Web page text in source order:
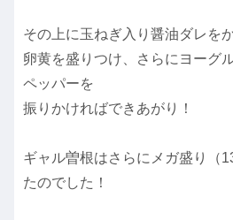
その上に玉ねぎ入り醤油ダレをか
卵黄を盛りつけ、さらにヨーグ
ペッパーを
振りかければできあがり！
ギャル曽根はさらにメガ盛り（
たのでした！